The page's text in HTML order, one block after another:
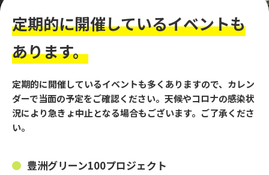
よくある質問
公園利用ルール
定期的に開催しているイベントも
あります。
定期的に開催しているイベントも多くありますので、カレン
ダーで当面の予定をご確認ください。天候やコロナの感染状
況により急きょ中止となる場合もございます。ご了承くださ
い。
豊洲グリーン100プロジェクト